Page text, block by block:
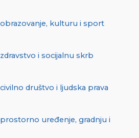
kulturu i sport
i socijalnu skrb
društvo i ljudska prava
uređenje, gradnju i